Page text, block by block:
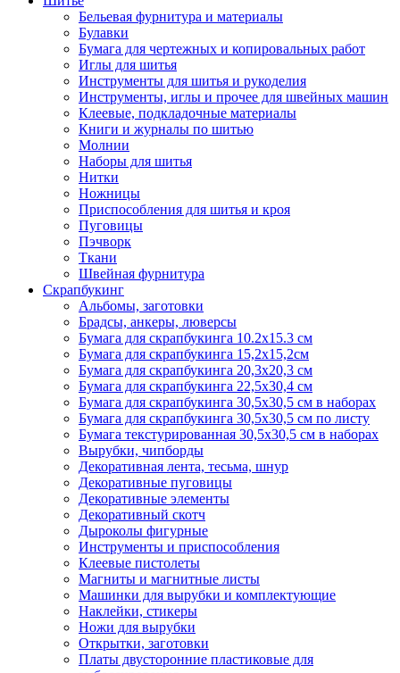
Бельевая фурнитура и материалы
Булавки
Бумага для чертежных и копировальных работ
Иглы для шитья
Инструменты для шитья и рукоделия
Инструменты, иглы и прочее для швейных машин
Клеевые, подкладочные материалы
Книги и журналы по шитью
Молнии
Наборы для шитья
Нитки
Ножницы
Приспособления для шитья и кроя
Пуговицы
Пэчворк
Ткани
Швейная фурнитура
Скрапбукинг
Альбомы, заготовки
Брадсы, анкеры, люверсы
Бумага для скрапбукинга 10.2х15.3 см
Бумага для скрапбукинга 15,2х15,2см
Бумага для скрапбукинга 20,3х20,3 см
Бумага для скрапбукинга 22,5х30,4 см
Бумага для скрапбукинга 30,5х30,5 см в наборах
Бумага для скрапбукинга 30,5х30,5 см по листу
Бумага текстурированная 30,5х30,5 см в наборах
Вырубки, чипборды
Декоративная лента, тесьма, шнур
Декоративные пуговицы
Декоративные элементы
Декоративный скотч
Дыроколы фигурные
Инструменты и приспособления
Клеевые пистолеты
Магниты и магнитные листы
Машинки для вырубки и комплектующие
Наклейки, стикеры
Ножи для вырубки
Открытки, заготовки
Платы двусторонние пластиковые для